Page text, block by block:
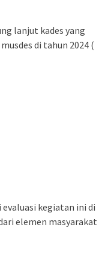
lanjut kades yang
di tahun 2024 (
kegiatan ini di
elemen masyarakat